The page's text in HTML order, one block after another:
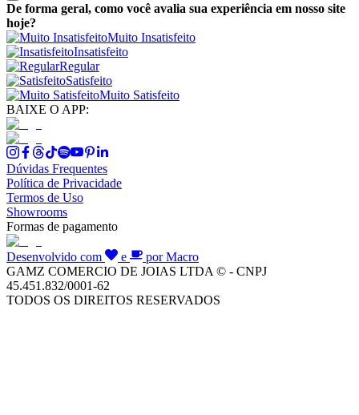
De forma geral, como você avalia sua experiência em nosso site
hoje?
Muito Insatisfeito
Insatisfeito
Regular
Satisfeito
Muito Satisfeito
BAIXE O APP:
Dúvidas Frequentes
Política de Privacidade
Termos de Uso
Showrooms
Formas de pagamento
Desenvolvido com e
por Macro
GAMZ COMERCIO DE JOIAS LTDA © - CNPJ
45.451.832/0001-62
TODOS OS DIREITOS RESERVADOS